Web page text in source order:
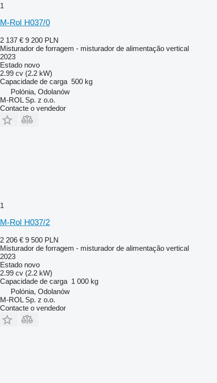
1
M-Rol H037/0
2 137 € 9 200 PLN
Misturador de forragem - misturador de alimentação vertical
2023
Estado novo
2.99 cv (2.2 kW)
Capacidade de carga 500 kg
Polónia, Odolanów
M-ROL Sp. z o.o.
Contacte o vendedor
1
M-Rol H037/2
2 206 € 9 500 PLN
Misturador de forragem - misturador de alimentação vertical
2023
Estado novo
2.99 cv (2.2 kW)
Capacidade de carga 1 000 kg
Polónia, Odolanów
M-ROL Sp. z o.o.
Contacte o vendedor